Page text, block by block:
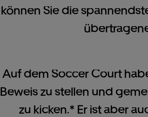
können Sie die
Auf dem Soccer Court
Beweis zu stellen und
zu kicken.* Er ist aber